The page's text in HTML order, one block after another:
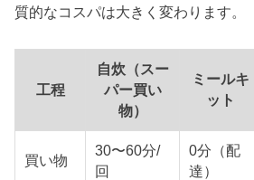
質的なコスパは大きく変わります。
工程
自炊（スー
パー買い
物）
ミールキ
ット
買い物
30〜60分/
回
0分（配
達）